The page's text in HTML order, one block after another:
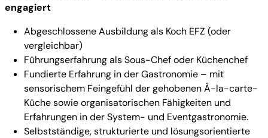
engagiert
Abgeschlossene Ausbildung als Koch EFZ (oder
vergleichbar)
Führungserfahrung als Sous-Chef oder Küchenchef
Fundierte Erfahrung in der Gastronomie – mit
sensorischem Feingefühl der gehobenen À-la-carte-
Küche sowie organisatorischen Fähigkeiten und
Erfahrungen in der System- und Eventgastronomie.
Selbstständige, strukturierte und lösungsorientierte